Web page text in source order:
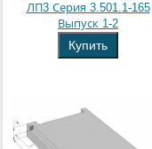
ЛП3 Серия 3.501.1-165
Выпуск 1-2
Купить